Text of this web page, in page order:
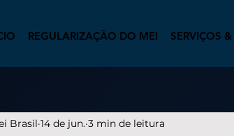
REGULARIZAÇÃO DO MEI SERVIÇOS
Brasil 14 de jun. 3 min de leitura